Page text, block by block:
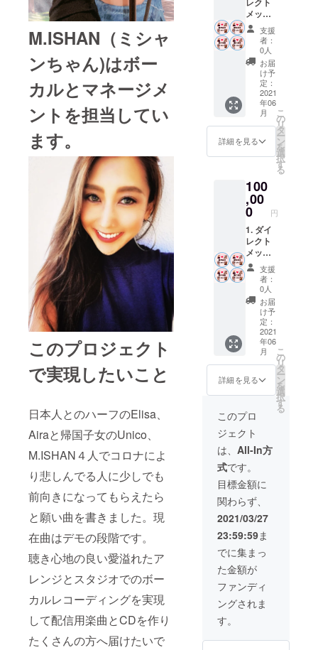
M.ISHAN（ミシャ
ンちゃん)はボー
カルとマネージメ
ントを担当してい
ます。
このプロジェクト
で実現したいこと
日本人とのハーフのElisa、
Airaと帰国子女のUnico、
M.ISHAN４人でコロナによ
り悲しんでる人に少しでも
前向きになってもらえたら
と願い曲を書きました。現
在曲はデモの段階です。
聴き心地の良い愛溢れたア
レンジとスタジオでのボー
カルレコーディングを実現
して配信用楽曲とCDを作り
たくさんの方へ届けたいで
リースしM
floのアルバ
ムNEVENに
参加、ラッ
パーVERBAL
とのコラボ
レーション
曲JOURNEY
Xを全国リ
リース。
崎あゆみの
シングル、
メリーゴー
ランドを共
作作家デ
ビューをは
たす。
洋楽ポップ
ス、EDM、
R&B、ネオ
ソールの
ジャンルを
歌う。
オリジナル
曲はすべて
作詞作曲。
LogicProを
使用。
現在シング
ル〜アナロ
グの日々〜
をリリース
配信ライブ
をしてい
る。
現在中目黒
Space Mレ
来を作
るチー
ムであ
りメン
バーと
言う意
味を込
めさせ
ていた
だきま
した＾
＾) 3.
チーム
り写真
4. 配信
楽曲
メッ
セージ
2. 愛の
未来
チーム
メン
バース
テッ
カー
(愛の未
来と書
いたス
テッ
カーは
してく
ださる
皆様は
愛の未
来を作
るチー
ムであ
りメン
バーと
言う意
味を込
めさせ
ていた
だきま
した＾
＾) 3.
チーム
メン
バーサ
イン入
り写真
4. 配信
楽曲 5.
サイン
入りCD
支援
者：
0人
お届
け予
定：
2021
年06
月
詳細を見る
こ
の
リ
タ
ー
ン
を
選
択
す
る
100
,00
0 円
1. ダイ
レクト
メッ
セージ
2. 愛の
未来
チーム
メン
バース
テッ
カー (愛
の未来
と書い
たス
テッ
カーは
応援を
してく
ださる
皆様は
愛の未
来を作
るチー
ムであ
りメン
バーと
言う意
味を込
めさせ
ていた
だきま
した＾
＾) 3. 楽
曲のサ
メン
支援
者：
0人
お届
け予
定：
2021
年06
月
詳細を見る
こ
の
リ
タ
ー
ン
を
選
択
す
る
このプロ
ジェクト
は、 All-In方
式です。
目標金額に
関わらず、
2021/03/27
23:59:59ま
でに集まっ
た金額が
ファンディ
ングされま
す。